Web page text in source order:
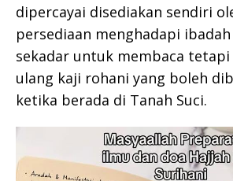
dipercayai disediakan sendiri
persediaan menghadapi
sekadar untuk membaca tetapi
ulang kaji rohani yang boleh
ketika berada di Tanah Suci.